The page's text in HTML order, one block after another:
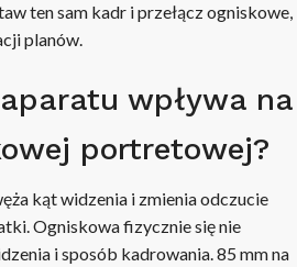
ten sam kadr i przełącz ogniskowe,
planów.
wpływa na
portretowej?
kąt widzenia i zmienia odczucie
Ogniskowa fizycznie się nie
i sposób kadrowania. 85 mm na